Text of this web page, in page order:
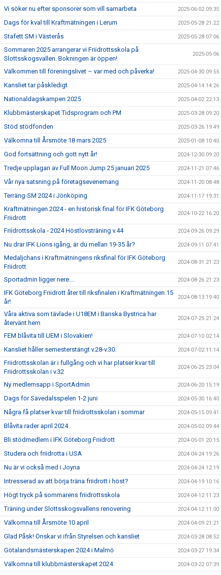
Vi söker nu efter sponsorer som vill samarbeta 2025-06-02 09:35
Dags för kval till Kraftmätningen i Lerum 2025-05-28 21:22
Stafett SM i Västerås 2025-05-28 07:06
Sommaren 2025 arrangerar vi Friidrottsskola på
Slottsskogsvallen. Bokningen är öppen!
2025-05-06
Välkommen till föreningslivet – var med och påverka! 2025-04-30 09:55
Kansliet tar påskledigt 2025-04-14 14:26
Nationaldagskampen 2025 2025-04-02 22:13
Klubbmästerskapet Tidsprogram och PM 2025-03-28 09:20
Stöd stödfonden 2025-03-26 19:49
Välkomna till Årsmöte 18 mars 2025 2025-01-08 10:40
God fortsättning och gott nytt år! 2024-12-30 09:20
Tredje upplagan av Full Moon Jump 25 januari 2025 2024-11-21 07:46
Vår nya satsning på företagsevenemang 2024-11-20 08:48
Terräng-SM 2024 i Jönköping 2024-11-17 19:31
Kraftmätningen 2024 - en historisk final för IFK Göteborg
Friidrott
2024-10-22 16:20
Friidrottsskola - 2024 Höstlovsträning v.44 2024-09-26 09:29
Nu drar IFK Lions igång, är du mellan 19-35 år? 2024-09-11 07:41
Medaljchans i Kraftmätningens riksfinal för IFK Göteborg
Friidrott
2024-08-31 21:23
Sportadmin ligger nere.... 2024-08-26 21:23
IFK Göteborg Friidrott åter till riksfinalen i Kraftmätningen 15
år!
2024-08-13 19:40
Våra aktiva som tävlade i U18EM i Banska Bystrica har
återvänt hem
2024-07-25 21:24
FEM blåvita till UEM i Slovakien! 2024-07-10 02:14
Kansliet håller semesterstängt v.28-v.30. 2024-07-02 11:14
Friidrottsskolan är i fullgång och vi har platser kvar till
Friidrottsskolan i v.32
2024-06-25 23:04
Ny medlemsapp i SportAdmin 2024-06-20 15:19
Dags för Sävedalsspelen 1-2 juni 2024-05-30 16:40
Några få platser kvar till friidrottsskolan i sommar 2024-05-15 09:41
Blåvita rader april 2024 2024-05-02 09:44
Bli stödmedlem i IFK Göteborg Friidrott 2024-05-01 20:15
Studera och friidrotta i USA 2024-04-24 19:26
Nu är vi också med i Joyna 2024-04-24 12:19
Intresserad av att börja träna friidrott i höst? 2024-04-19 10:16
Högt tryck på sommarens friidrottsskola 2024-04-12 11:23
Träning under Slottsskogsvallens renovering 2024-04-12 11:00
Välkomna till Årsmöte 10 april 2024-04-09 21:21
Glad Påsk! Önskar vi ifrån Styrelsen och kansliet 2024-03-28 08:52
Götalandsmästerskapen 2024 i Malmö 2024-03-27 19:34
Välkomna till klubbmästerskapet 2024 2024-03-22 07:39